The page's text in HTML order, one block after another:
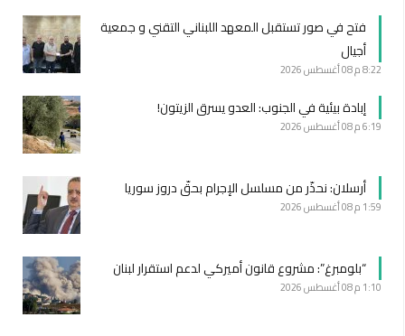
فتح في صور تستقبل المعهد اللبناني التقني و جمعية
أجيال
8:22 م 08 أغسطس 2026
إبادة بيئية في الجنوب: العدو يسرق الزيتون!
6:19 م 08 أغسطس 2026
أرسلان: نحذّر من مسلسل الإجرام بحقّ دروز سوريا
1:59 م 08 أغسطس 2026
“بلومبرغ”: مشروع قانون أميركي لدعم استقرار لبنان
1:10 م 08 أغسطس 2026